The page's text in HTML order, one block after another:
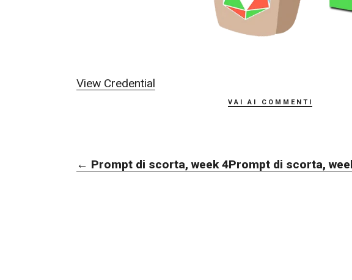
View Credential
vai ai commenti
NAVIGAZIONE
ARTICOLI
← Prompt di scorta, week 4Prompt di scorta,